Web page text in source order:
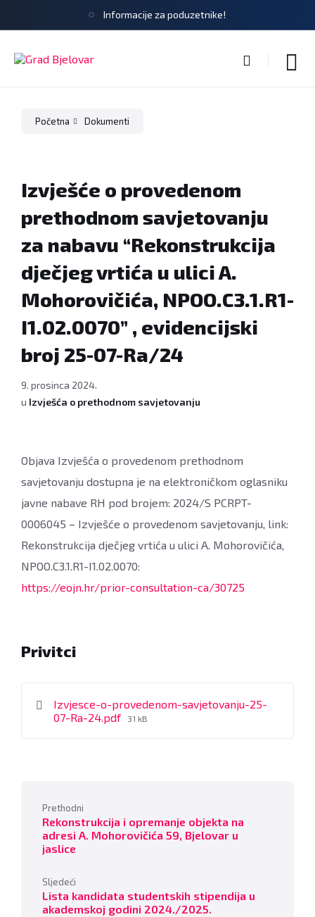
Informacije za poduzetnike!
Početna Dokumenti
Izvješće o provedenom
prethodnom savjetovanju
za nabavu “Rekonstrukcija
dječjeg vrtića u ulici A.
Mohorovičića, NPOO.C3.1.R1-
I1.02.0070” , evidencijski
broj 25-07-Ra/24
9. prosinca 2024.
u Izvješća o prethodnom savjetovanju
Objava Izvješća o provedenom prethodnom
savjetovanju dostupna je na elektroničkom oglasniku
javne nabave RH pod brojem: 2024/S PCRPT-
0006045 – Izvješće o provedenom savjetovanju, link:
Rekonstrukcija dječjeg vrtića u ulici A. Mohorovičića,
NPOO.C3.1.R1-I1.02.0070:
https://eojn.hr/prior-consultation-ca/30725
Privitci
Izvjesce-o-provedenom-savjetovanju-25-
07-Ra-24.pdf File
31 kB
Prethodni
Rekonstrukcija i opremanje objekta na
adresi A. Mohorovičića 59, Bjelovar u
jaslice
Sljedeći
Lista kandidata studentskih stipendija u
akademskoj godini 2024./2025.